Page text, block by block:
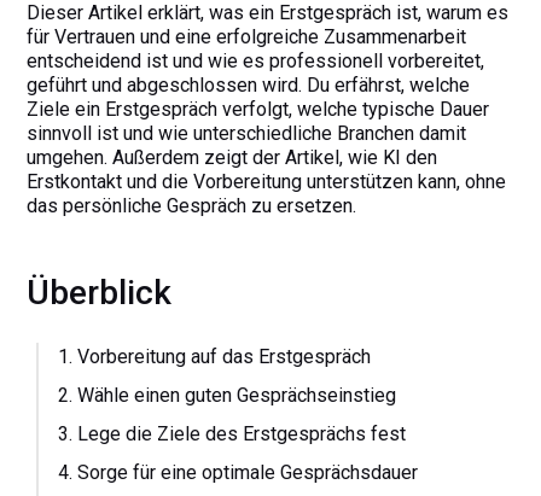
Dieser Artikel erklärt, was ein Erstgespräch ist, warum es
für Vertrauen und eine erfolgreiche Zusammenarbeit
entscheidend ist und wie es professionell vorbereitet,
geführt und abgeschlossen wird. Du erfährst, welche
Ziele ein Erstgespräch verfolgt, welche typische Dauer
sinnvoll ist und wie unterschiedliche Branchen damit
umgehen. Außerdem zeigt der Artikel, wie KI den
Erstkontakt und die Vorbereitung unterstützen kann, ohne
das persönliche Gespräch zu ersetzen.
Überblick
‍1. Vorbereitung auf das Erstgespräch
2. Wähle einen guten Gesprächseinstieg
3. Lege die Ziele des Erstgesprächs fest
4. Sorge für eine optimale Gesprächsdauer